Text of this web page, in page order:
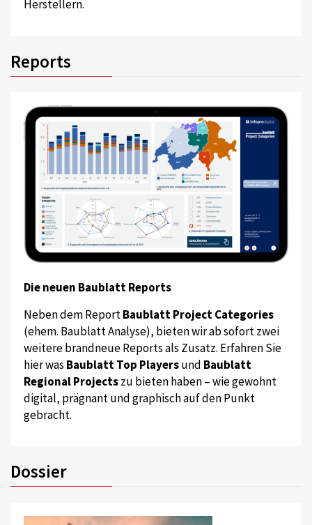
Herstellern.
Reports
Die neuen Baublatt Reports
Neben dem ReportBaublatt Project Categories
(ehem. Baublatt Analyse), bieten wir ab sofort zwei
weitere brandneue Reports als Zusatz. Erfahren Sie
hier was Baublatt Top Playersund Baublatt
Regional Projectszu bieten haben – wie gewohnt
digital, prägnant und graphisch auf den Punkt
gebracht.
Dossier